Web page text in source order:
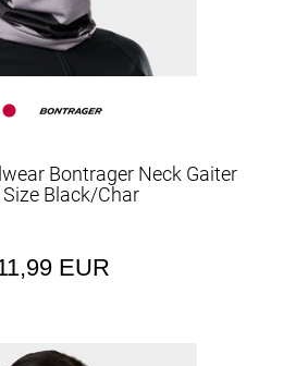
Bontrager Neck Gaiter
Size Black/Char
EUR